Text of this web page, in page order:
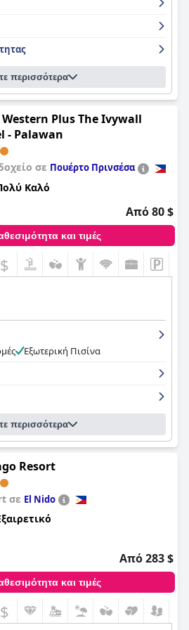
περισσότερα
Western Plus The Ivywall
- Palawan
σε Πουέρτο Πρινσέσα
Καλό
Από 80 $
και τιμές
$
Εξωτερική Πισίνα
περισσότερα
Resort
σε El Nido
Από 283 $
και τιμές
$